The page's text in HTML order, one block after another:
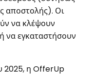
αποστολής). Οι
να κλέψουν
να εγκαταστήσουν
2025, η OfferUp